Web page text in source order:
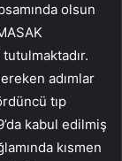
olsun
adımlar
tıp
kabul edilmiş
kısmen